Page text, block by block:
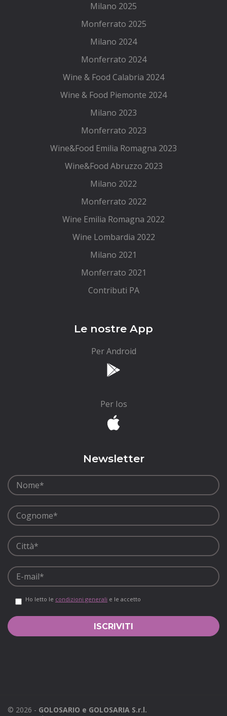
Milano 2025
Monferrato 2025
Milano 2024
Monferrato 2024
Wine & Food Calabria 2024
Wine & Food Piemonte 2024
Milano 2023
Monferrato 2023
Wine&Food Emilia Romagna 2023
Wine&Food Abruzzo 2023
Milano 2022
Monferrato 2022
Wine Emilia Romagna 2022
Wine Lombardia 2022
Milano 2021
Monferrato 2021
Contributi PA
Le nostre App
Per Android
Per Ios
Newsletter
Ho letto le condizioni generali e le accetto
© 2026 - GOLOSARIO e GOLOSARIA S.r.l.